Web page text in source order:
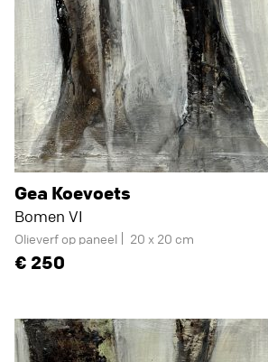
Gea Koevoets
Bomen VI
Olieverf op paneel 20 x 20 cm
250